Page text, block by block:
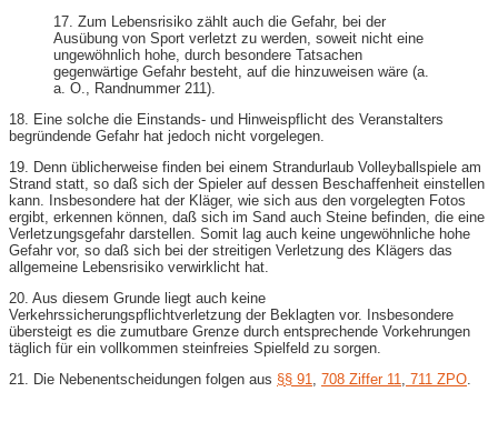
17. Zum Lebensrisiko zählt auch die Gefahr, bei der
Ausübung von Sport verletzt zu werden, soweit nicht eine
ungewöhnlich hohe, durch besondere Tatsachen
gegenwärtige Gefahr besteht, auf die hinzuweisen wäre (a.
a. O., Randnummer 211).
18. Eine solche die Einstands- und Hinweispflicht des Veranstalters
begründende Gefahr hat jedoch nicht vorgelegen.
19. Denn üblicherweise finden bei einem Strandurlaub Volleyballspiele am
Strand statt, so daß sich der Spieler auf dessen Beschaffenheit einstellen
kann. Insbesondere hat der Kläger, wie sich aus den vorgelegten Fotos
ergibt, erkennen können, daß sich im Sand auch Steine befinden, die eine
Verletzungsgefahr darstellen. Somit lag auch keine ungewöhnliche hohe
Gefahr vor, so daß sich bei der streitigen Verletzung des Klägers das
allgemeine Lebensrisiko verwirklicht hat.
20. Aus diesem Grunde liegt auch keine
Verkehrssicherungspflichtverletzung der Beklagten vor. Insbesondere
übersteigt es die zumutbare Grenze durch entsprechende Vorkehrungen
täglich für ein vollkommen steinfreies Spielfeld zu sorgen.
21. Die Nebenentscheidungen folgen aus §§ 91 708 Ziffer 11 711 ZPO